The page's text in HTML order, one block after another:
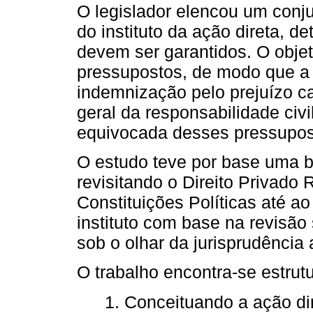
O legislador elencou um
do instituto da ação direta,
devem ser garantidos. O
pressupostos, de modo que
indemnização pelo prejuízo
geral da responsabilidade
equivocada desses
O estudo teve por base uma
revisitando o Direito Privado
Constituições Políticas até
instituto com base na
sob o olhar da jurisprudência
O trabalho encontra-se
1. Conceituando a ação